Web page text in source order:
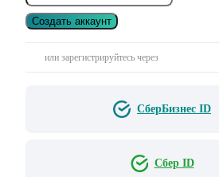
Создать аккаунт
или зарегистрируйтесь через
СберБизнес ID
Сбер ID